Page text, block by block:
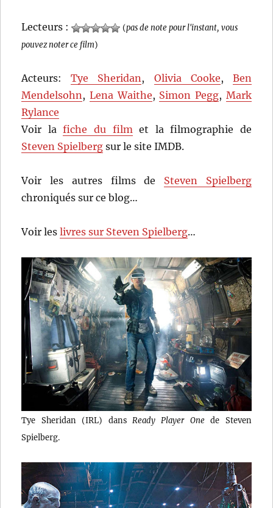
Lecteurs : (pas de note pour l'instant, vous
pouvez noter ce film)
Acteurs:Tye Sheridan, Olivia Cooke, Ben
Mendelsohn, Lena Waithe, Simon Pegg, Mark
Rylance
Voir lafiche du filmet la filmographie de
Steven Spielberg sur le site IMDB.
Voir les autres films de Steven Spielberg
chroniqués sur ce blog…
Voir leslivres sur Steven Spielberg…
Tye Sheridan (IRL) dans Ready Player Onede Steven
Spielberg.